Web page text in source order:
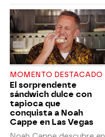
MOMENTO DESTACADO
El sorprendente
sándwich dulce con
tapioca que
conquista a Noah
Cappe en Las Vegas